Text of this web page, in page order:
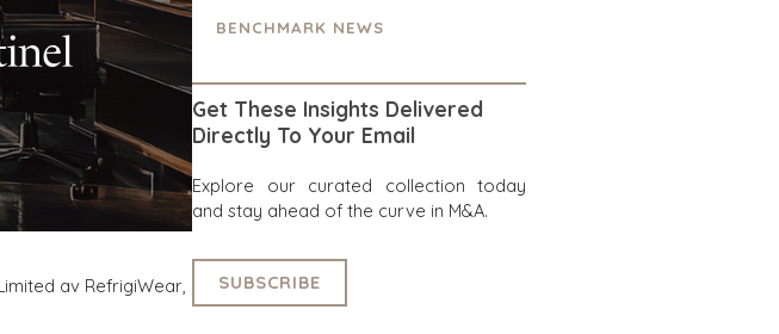
av RefrigiWear,
BENCHMARK NEWS
Get These Insights Delivered
Directly To Your Email
Explore our curated collection today
and stay ahead of the curve in M&A.
SUBSCRIBE